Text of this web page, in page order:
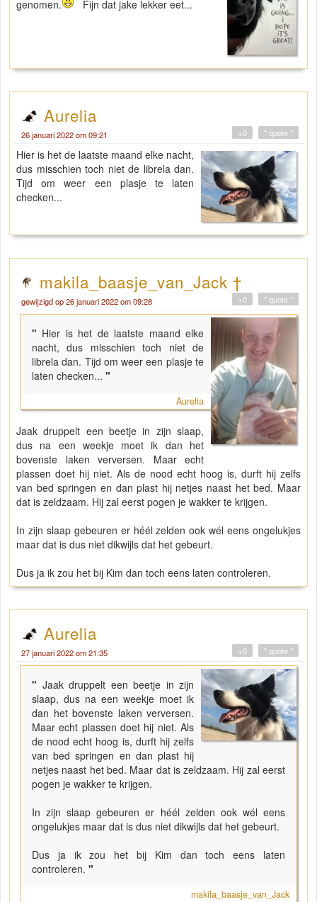
genomen. Fijn dat jake lekker eet...
Aurelia
26 januari 2022 om 09:21 " quote "
+0
Hier is het de laatste maand elke nacht,
dus misschien toch niet de librela dan.
Tijd om weer een plasje te laten
checken...
makila_baasje_van_Jack †
gewijzigd op 26 januari 2022 om 09:28 " quote "
+0
" Hier is het de laatste maand elke
nacht, dus misschien toch niet de
librela dan. Tijd om weer een plasje te
laten checken... "
Aurelia
Jaak druppelt een beetje in zijn slaap,
dus na een weekje moet ik dan het
bovenste laken verversen. Maar echt
plassen doet hij niet. Als de nood echt hoog is, durft hij zelfs
van bed springen en dan plast hij netjes naast het bed. Maar
dat is zeldzaam. Hij zal eerst pogen je wakker te krijgen.
In zijn slaap gebeuren er héél zelden ook wél eens ongelukjes
maar dat is dus niet dikwijls dat het gebeurt.
Dus ja ik zou het bij Kim dan toch eens laten controleren.
Aurelia
27 januari 2022 om 21:35 " quote "
+0
" Jaak druppelt een beetje in zijn
slaap, dus na een weekje moet ik
dan het bovenste laken verversen.
Maar echt plassen doet hij niet. Als
de nood echt hoog is, durft hij zelfs
van bed springen en dan plast hij
netjes naast het bed. Maar dat is zeldzaam. Hij zal eerst
pogen je wakker te krijgen.
In zijn slaap gebeuren er héél zelden ook wél eens
ongelukjes maar dat is dus niet dikwijls dat het gebeurt.
Dus ja ik zou het bij Kim dan toch eens laten
controleren. "
makila_baasje_van_Jack